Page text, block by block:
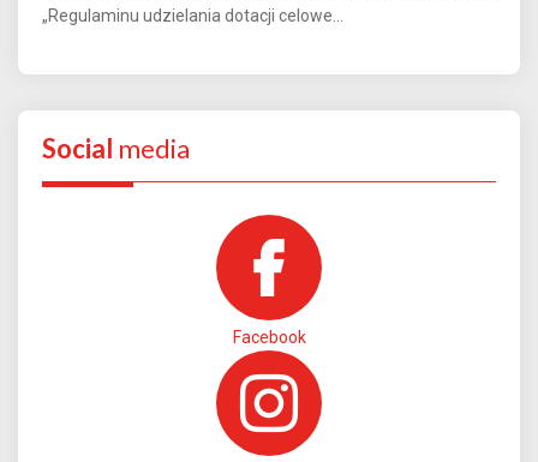
„Regulaminu udzielania dotacji celowe...
Social media
Facebook